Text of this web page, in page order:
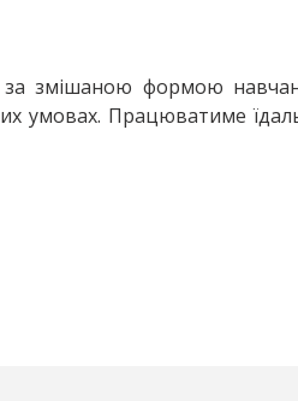
за змішаною формою
умовах. Працюватиме